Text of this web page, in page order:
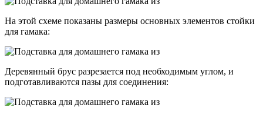
На этой схеме показаны размеры основных элементов стойки
для гамака:
Деревянный брус разрезается под необходимым углом, и
подготавливаются пазы для соединения: